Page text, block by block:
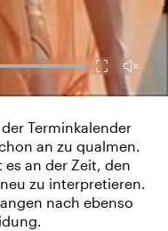
Terminkalender
an zu qualmen.
an der Zeit, den
zu interpretieren.
nach ebenso